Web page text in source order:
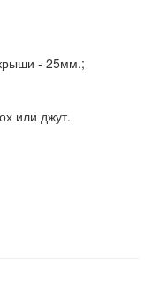
- 25мм.;
или джут.